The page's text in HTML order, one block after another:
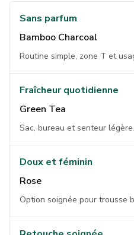
Sans parfum
Bamboo Charcoal
Routine simple, zone T et
Fraîcheur quotidienne
Green Tea
Sac, bureau et senteur légère.
Doux et féminin
Rose
Option soignée pour trousse